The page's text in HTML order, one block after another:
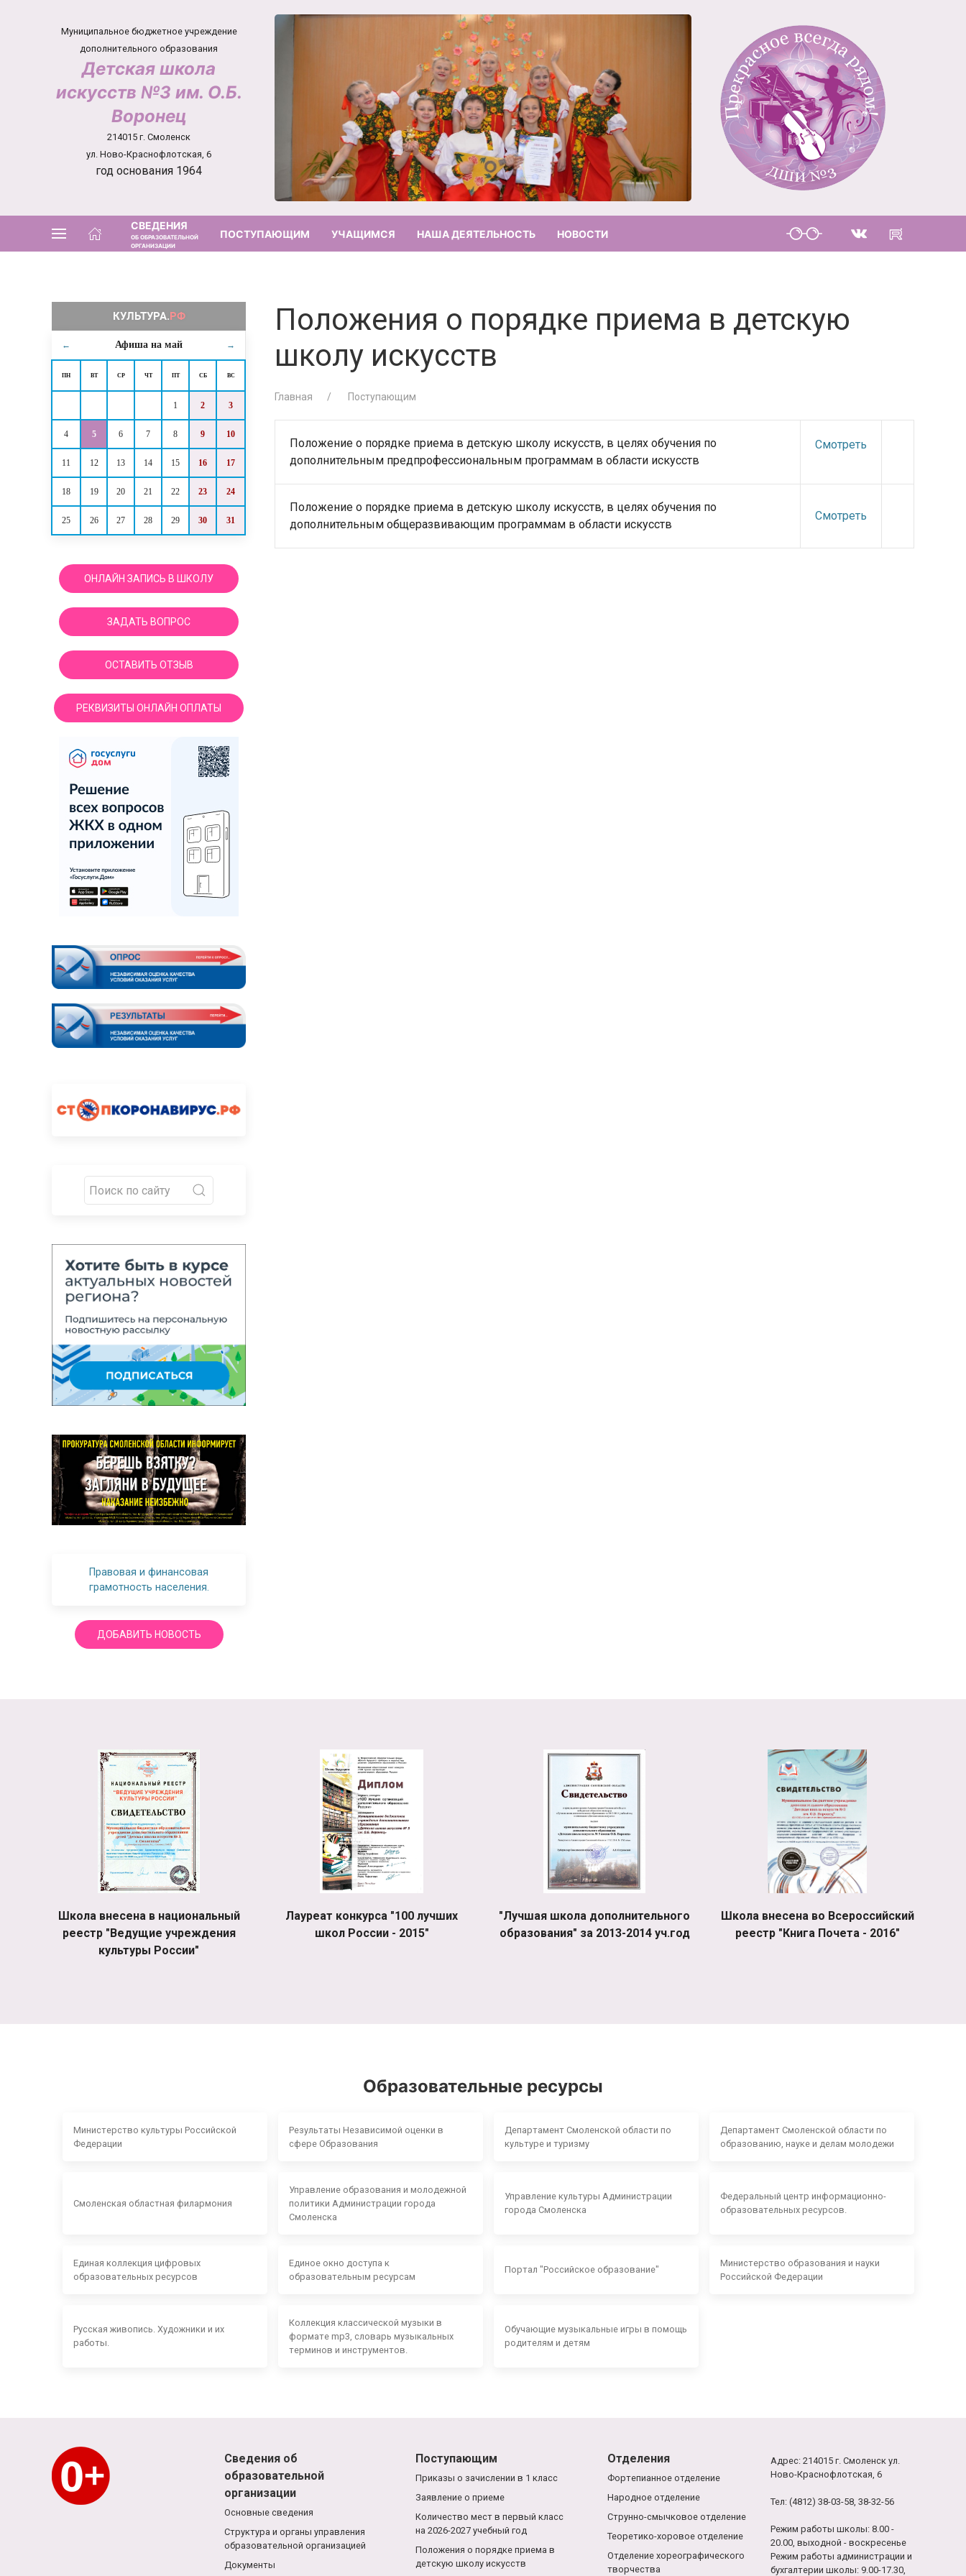
Муниципальное бюджетное учреждение
дополнительного образования
Детская школа
искусств №3 им. О.Б.
Воронец
214015 г. Смоленск
ул. Ново-Краснофлотская, 6
год основания 1964
СВЕДЕНИЯ
ОБ ОБРАЗОВАТЕЛЬНОЙ
ОРГАНИЗАЦИИ
ПОСТУПАЮЩИМ УЧАЩИМСЯ НАША ДЕЯТЕЛЬНОСТЬ НОВОСТИ
← Афиша на май →
ПН ВТ СР ЧТ ПТ СБ ВС
1 2 3
4 5 6 7 8 9 10
11 12 13 14 15 16 17
18 19 20 21 22 23 24
25 26 27 28 29 30 31
ОНЛАЙН ЗАПИСЬ В ШКОЛУ
ЗАДАТЬ ВОПРОС
ОСТАВИТЬ ОТЗЫВ
РЕКВИЗИТЫ ОНЛАЙН ОПЛАТЫ
Правовая и финансовая
грамотность населения.
ДОБАВИТЬ НОВОСТЬ
Положения о порядке приема в детскую
школу искусств
Главная Поступающим
Положение о порядке приема в детскую школу искусств, в целях обучения по
дополнительным предпрофессиональным программам в области искусств
Смотреть
Положение о порядке приема в детскую школу искусств, в целях обучения по
дополнительным общеразвивающим программам в области искусств
Смотреть
Школа внесена в национальный
реестр "Ведущие учреждения
культуры России"
Лауреат конкурса "100 лучших
школ России - 2015"
"Лучшая школа дополнительного
образования" за 2013-2014 уч.год
Школа внесена во Всероссийский
реестр "Книга Почета - 2016"
Образовательные ресурсы
Министерство культуры Российской
Федерации
Результаты Независимой оценки в
сфере Образования
Департамент Смоленской области по
культуре и туризму
Департамент Смоленской области по
образованию, науке и делам молодежи
Смоленская областная филармония
Управление образования и молодежной
политики Администрации города
Смоленска
Управление культуры Администрации
города Смоленска
Федеральный центр информационно-
образовательных ресурсов.
Единая коллекция цифровых
образовательных ресурсов
Единое окно доступа к
образовательным ресурсам
Портал "Российское образование"
Министерство образования и науки
Российской Федерации
Русская живопись. Художники и их
работы.
Коллекция классической музыки в
формате mp3, словарь музыкальных
терминов и инструментов.
Обучающие музыкальные игры в помощь
родителям и детям
Сведения об
образовательной
организации
Основные сведения
Структура и органы управления
образовательной организацией
Документы
Поступающим
Приказы о зачислении в 1 класс
Заявление о приеме
Количество мест в первый класс
на 2026-2027 учебный год
Положения о порядке приема в
детскую школу искусств
Отделения
Фортепианное отделение
Народное отделение
Струнно-смычковое отделение
Теоретико-хоровое отделение
Отделение хореографического
творчества
Адрес: 214015 г. Смоленск ул.
Ново-Краснофлотская, 6
Тел: (4812) 38-03-58, 38-32-56
Режим работы школы: 8.00 -
20.00, выходной - воскресенье
Режим работы администрации и
бухгалтерии школы: 9.00-17.30,